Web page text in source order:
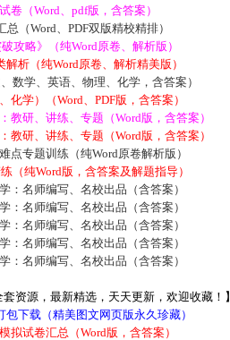
卷（Word、pdf版，含答案）
（Word、PDF双版精校精排）
攻略》（纯Word原卷、解析版）
析（纯Word原卷、解析精美版）
数学、英语、物理、化学，含答案）
化学）（Word、PDF版，含答案）
教研、讲练、专题（Word版，含答案）
教研、讲练、专题（Word版，含答案）
点专题训练（纯Word原卷解析版）
（纯Word版，含答案及解题指导）
：名师编写、名校出品（含答案）
：名师编写、名校出品（含答案）
：名师编写、名校出品（含答案）
：名师编写、名校出品（含答案）
：名师编写、名校出品（含答案）
套资源，最新精选，天天更新，欢迎收藏！】
下载（精美图文网页版永久珍藏）
拟试卷汇总（Word版，含答案）